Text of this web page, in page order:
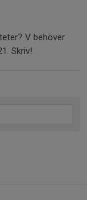
V behöver
Skriv!